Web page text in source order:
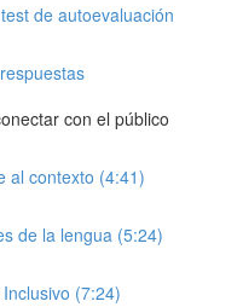
de autoevaluación
con el público
al contexto (4:41)
de la lengua (5:24)
(7:24)